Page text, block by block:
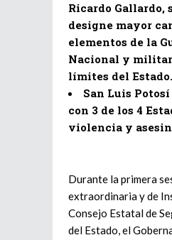
Ricardo Gallardo,
designe mayor
elementos de la
Nacional y
límites del Estado.
San Luis
con 3 de los 4
violencia y
Durante la primera
extraordinaria y de
Consejo Estatal de
del Estado, el